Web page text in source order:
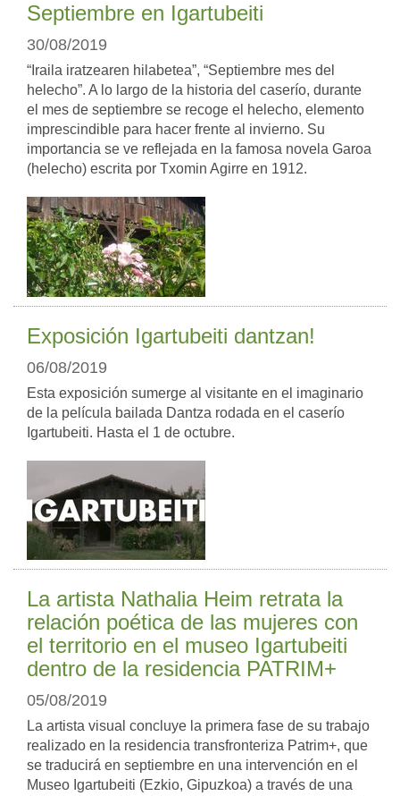
Septiembre en Igartubeiti
30/08/2019
“Iraila iratzearen hilabetea”, “Septiembre mes del
helecho”. A lo largo de la historia del caserío, durante
el mes de septiembre se recoge el helecho, elemento
imprescindible para hacer frente al invierno. Su
importancia se ve reflejada en la famosa novela Garoa
(helecho) escrita por Txomin Agirre en 1912.
Exposición Igartubeiti dantzan!
06/08/2019
Esta exposición sumerge al visitante en el imaginario
de la película bailada Dantza rodada en el caserío
Igartubeiti. Hasta el 1 de octubre.
La artista Nathalia Heim retrata la
relación poética de las mujeres con
el territorio en el museo Igartubeiti
dentro de la residencia PATRIM+
05/08/2019
La artista visual concluye la primera fase de su trabajo
realizado en la residencia transfronteriza Patrim+, que
se traducirá en septiembre en una intervención en el
Museo Igartubeiti (Ezkio, Gipuzkoa) a través de una